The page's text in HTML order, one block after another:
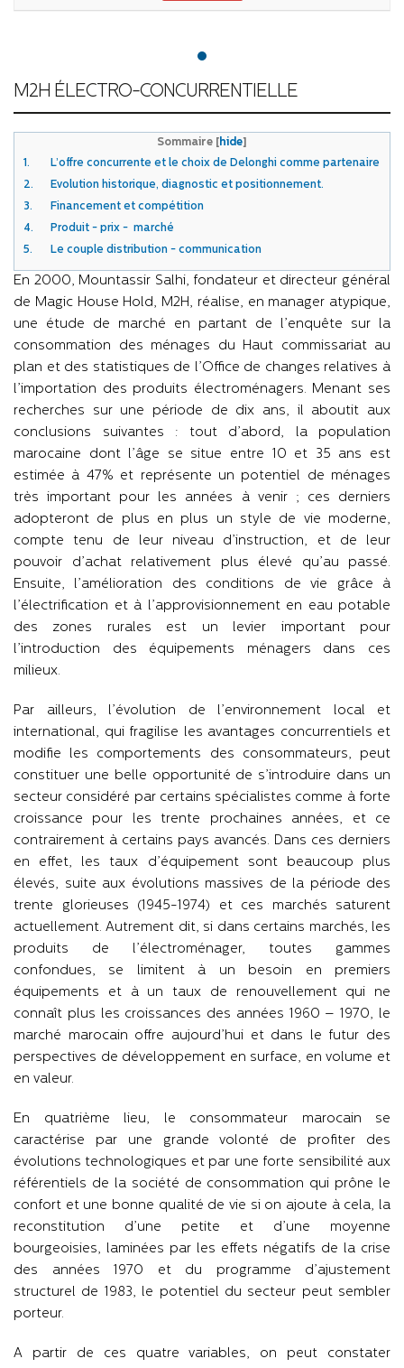
M2H ÉLECTRO-CONCURRENTIELLE
Sommaire hide
1.
L’offre concurrente et le choix de Delonghi comme partenaire
2.
Evolution historique, diagnostic et positionnement.
3.
Financement et compétition
4.
Produit - prix - marché
5.
Le couple distribution - communication
En 2000, Mountassir Salhi, fondateur et directeur général
de Magic House Hold, M2H, réalise, en manager atypique,
une étude de marché en partant de l’enquête sur la
consommation des ménages du Haut commissariat au
plan et des statistiques de l’Office de changes relatives à
l’importation des produits électroménagers. Menant ses
recherches sur une période de dix ans, il aboutit aux
conclusions suivantes : tout d’abord, la population
marocaine dont l’âge se situe entre 10 et 35 ans est
estimée à 47% et représente un potentiel de ménages
très important pour les années à venir ; ces derniers
adopteront de plus en plus un style de vie moderne,
compte tenu de leur niveau d’instruction, et de leur
pouvoir d’achat relativement plus élevé qu’au passé.
Ensuite, l’amélioration des conditions de vie grâce à
l’électrification et à l’approvisionnement en eau potable
des zones rurales est un levier important pour
l’introduction des équipements ménagers dans ces
milieux.
Par ailleurs, l’évolution de l’environnement local et
international, qui fragilise les avantages concurrentiels et
modifie les comportements des consommateurs, peut
constituer une belle opportunité de s’introduire dans un
secteur considéré par certains spécialistes comme à forte
croissance pour les trente prochaines années, et ce
contrairement à certains pays avancés. Dans ces derniers
en effet, les taux d’équipement sont beaucoup plus
élevés, suite aux évolutions massives de la période des
trente glorieuses (1945-1974) et ces marchés saturent
actuellement. Autrement dit, si dans certains marchés, les
produits de l’électroménager, toutes gammes
confondues, se limitent à un besoin en premiers
équipements et à un taux de renouvellement qui ne
connaît plus les croissances des années 1960 – 1970, le
marché marocain offre aujourd’hui et dans le futur des
perspectives de développement en surface, en volume et
en valeur.
En quatrième lieu, le consommateur marocain se
caractérise par une grande volonté de profiter des
évolutions technologiques et par une forte sensibilité aux
référentiels de la société de consommation qui prône le
confort et une bonne qualité de vie si on ajoute à cela, la
reconstitution d’une petite et d’une moyenne
bourgeoisies, laminées par les effets négatifs de la crise
des années 1970 et du programme d’ajustement
structurel de 1983, le potentiel du secteur peut sembler
porteur.
A partir de ces quatre variables, on peut constater